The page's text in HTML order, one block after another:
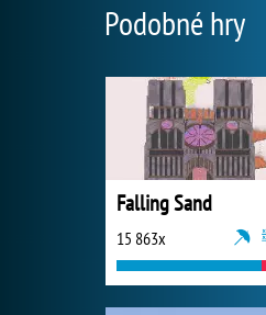
Podobné hry
Falling Sand
15 863x